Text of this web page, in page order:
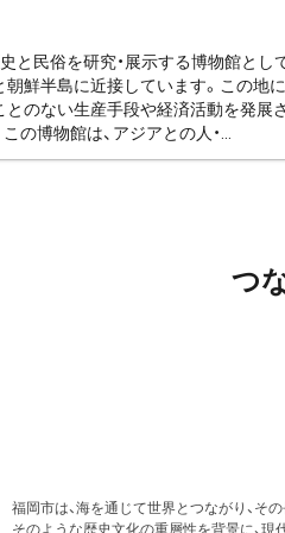
と民俗を研究・展示する博物館とし
鮮半島に近接しています。この地に
のない生産手段や経済活動を発展
博物館は、アジアとの人・...
つ
福岡市は、海を通じて世界とつながり、そ
そのような歴史文化の重層性を背景に、